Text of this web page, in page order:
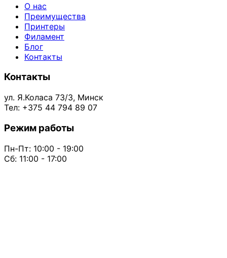
О нас
Преимущества
Принтеры
Филамент
Блог
Контакты
Контакты
ул. Я.Коласа 73/3, Минск
Тел: +375 44 794 89 07
Режим работы
Пн-Пт: 10:00 - 19:00
Сб: 11:00 - 17:00